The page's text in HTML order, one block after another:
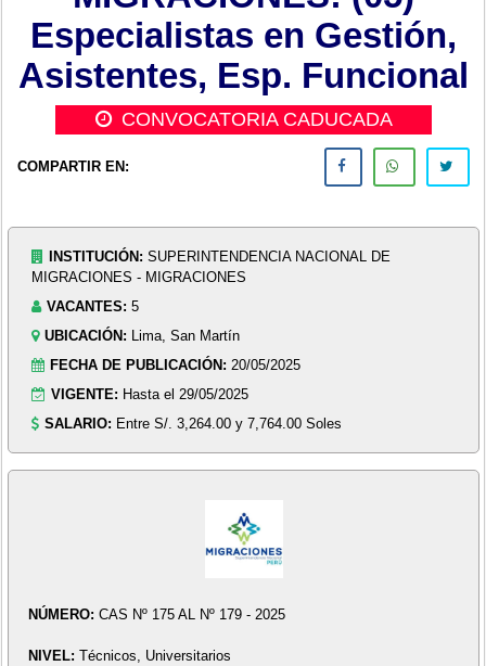
Especialistas en Gestión,
Asistentes, Esp. Funcional
CONVOCATORIA CADUCADA
COMPARTIR EN:
INSTITUCIÓN: SUPERINTENDENCIA NACIONAL DE
MIGRACIONES - MIGRACIONES
VACANTES: 5
UBICACIÓN: Lima, San Martín
FECHA DE PUBLICACIÓN: 20/05/2025
VIGENTE: Hasta el 29/05/2025
SALARIO: Entre S/. 3,264.00 y 7,764.00 Soles
NÚMERO: CAS Nº 175 AL Nº 179 - 2025
NIVEL: Técnicos, Universitarios